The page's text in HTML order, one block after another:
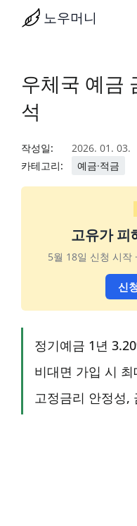
노우머니
우체국 예금
석
작성일:
2026. 01. 03.
카테고리:
예금·적금
고유가 피
5월 18일 신청 시작
신
정기예금 1년
비대면 가입 시
고정금리 안정성,